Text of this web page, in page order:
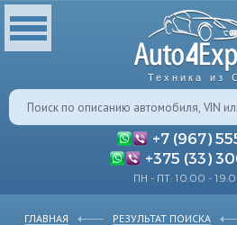
Техника из
+7 (967)
+375 (33)
ПН - ПТ: 10:00 -
ГЛАВНАЯ РЕЗУЛЬТАТ ПОИСКА